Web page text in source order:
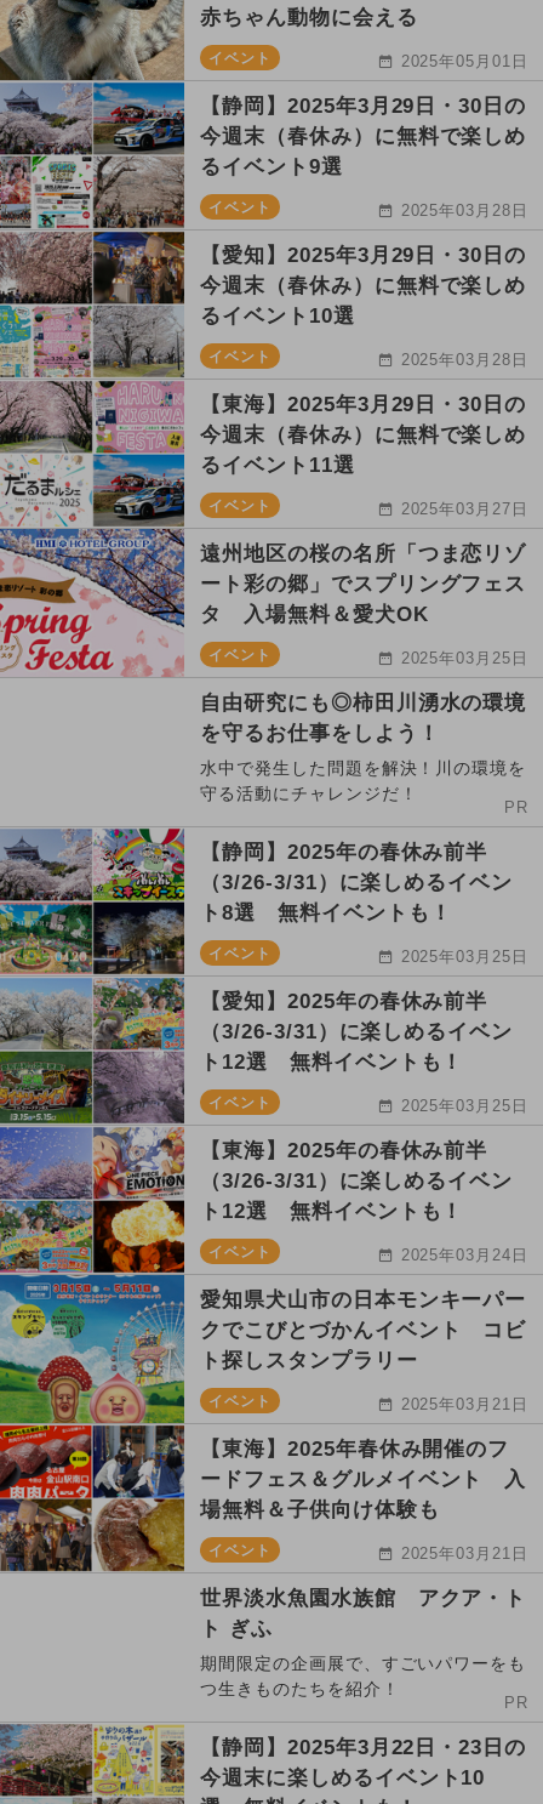
赤ちゃん動物に会える
イベント 2025年05月01日
【静岡】2025年3月29日・30日の
今週末（春休み）に無料で楽しめ
るイベント9選
イベント 2025年03月28日
【愛知】2025年3月29日・30日の
今週末（春休み）に無料で楽しめ
るイベント10選
イベント 2025年03月28日
【東海】2025年3月29日・30日の
今週末（春休み）に無料で楽しめ
るイベント11選
イベント 2025年03月27日
遠州地区の桜の名所「つま恋リゾ
ート彩の郷」でスプリングフェス
タ 入場無料＆愛犬OK
イベント 2025年03月25日
自由研究にも◎柿田川湧水の環境
を守るお仕事をしよう！
水中で発生した問題を解決！川の環境を
守る活動にチャレンジだ！
PR
【静岡】2025年の春休み前半
（3/26-3/31）に楽しめるイベン
ト8選 無料イベントも！
イベント 2025年03月25日
【愛知】2025年の春休み前半
（3/26-3/31）に楽しめるイベン
ト12選 無料イベントも！
イベント 2025年03月25日
【東海】2025年の春休み前半
（3/26-3/31）に楽しめるイベン
ト12選 無料イベントも！
イベント 2025年03月24日
愛知県犬山市の日本モンキーパー
クでこびとづかんイベント コビ
ト探しスタンプラリー
イベント 2025年03月21日
【東海】2025年春休み開催のフ
ードフェス＆グルメイベント 入
場無料＆子供向け体験も
イベント 2025年03月21日
世界淡水魚園水族館 アクア・ト
ト ぎふ
期間限定の企画展で、すごいパワーをも
つ生きものたちを紹介！
PR
【静岡】2025年3月22日・23日の
今週末に楽しめるイベント10